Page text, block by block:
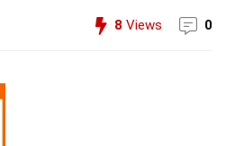
8 Views 0